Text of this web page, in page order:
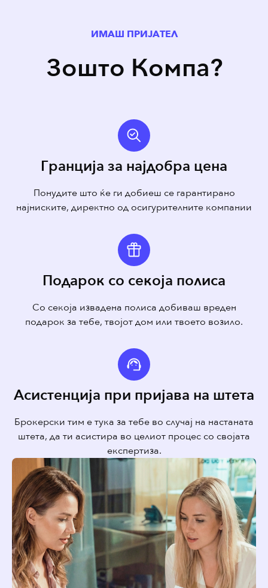
ИМАШ ПРИЈАТЕЛ
Зошто Компа?
Гранција за најдобра цена
Понудите што ќе ги добиеш се гарантирано
најниските, директно од осигурителните компании
Подарок со секоја полиса
Со секоја извадена полиса добиваш вреден
подарок за тебе, твојот дом или твоето возило.
Асистенција при пријава на штета
Брокерски тим е тука за тебе во случај на настаната
штета, да ти асистира во целиот процес со својата
експертиза.